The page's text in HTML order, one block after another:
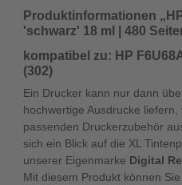
Produktinformationen
'schwarz' 18 ml | 480
kompatibel zu: HP
(302)
Ein Drucker kann nur dann
hochwertige Ausdrucke
passenden Druckerzubehör
sich ein Blick auf die XL
unserer Eigenmarke Digital
Mit diesem Produkt können